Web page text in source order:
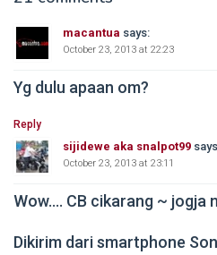
macantua says:
October 23, 2013 at 22:23
Yg dulu apaan om?
Reply
sijidewe aka snalpot99
October 23, 2013 at 23:11
Wow…. CB cikarang ~ jogja
Dikirim dari smartphone